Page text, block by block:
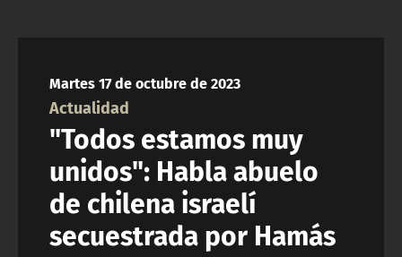
Martes 17 de octubre de 2023
Actualidad
"Todos estamos muy
unidos": Habla abuelo
de chilena israelí
secuestrada por Hamás